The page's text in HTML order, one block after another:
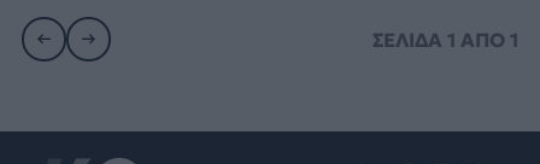
ΣΕΛΙΔΑ1 ΑΠΟ1